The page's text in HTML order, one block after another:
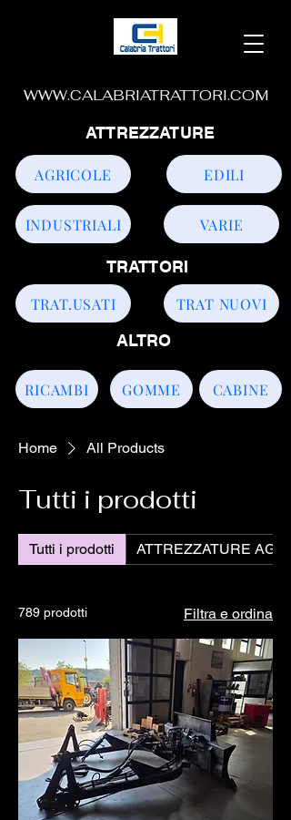
WWW.CALABRIATRATTORI.COM
TRAT.USATI TRAT NUOVI
INDUSTRIALI
AGRICOLE EDILI
VARIE
CABINE
GOMME
RICAMBI
ATTREZZATURE
TRATTORI
ALTRO
Home All Products
Tutti i prodotti
Tutti i prodotti ATTREZZATURE
789 prodotti Filtra e ordina